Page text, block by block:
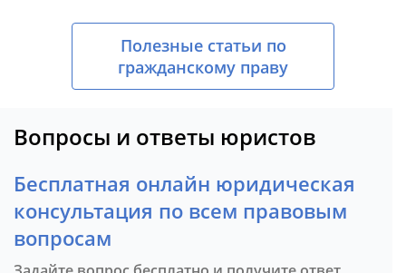
Полезные статьи по
гражданскому праву
Вопросы и ответы юристов
Бесплатная онлайн юридическая
консультация по всем правовым
вопросам